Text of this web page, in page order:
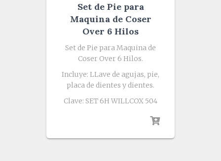
Set de Pie para
Maquina de Coser
Over 6 Hilos
Set de Pie para Maquina de
Coser Over 6 Hilos.
Incluye: LLave de agujas, pie,
placa de dientes y dientes.
Clave: SET 6H WILLCOX 504